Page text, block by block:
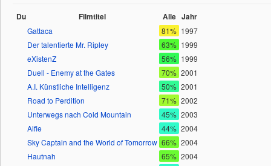
Du Filmtitel Alle Jahr
Gattaca 81% 1997
Der talentierte Mr. Ripley
63% 1999
eXistenZ
56% 1999
Duell - Enemy at the Gates
70% 2001
A.I. Künstliche Intelligenz
50% 2001
Road to Perdition
71% 2002
Unterwegs nach Cold Mountain
45% 2003
Alfie
44% 2004
Sky Captain and the World of Tomorrow 66% 2004
Hautnah
65% 2004